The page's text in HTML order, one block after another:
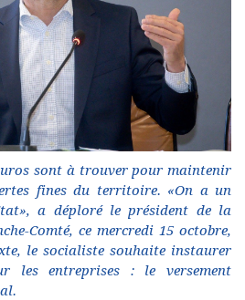
sont à trouver pour maintenir
fines du territoire. «On a un
a déploré le président de la
Comté, ce mercredi 15 octobre,
le socialiste souhaite instaurer
les entreprises : le versement